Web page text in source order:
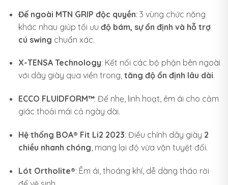
Đế ngoài MTN GRIP độc quyền: 3 vùng chức năng
khác nhau giúp tối ưu độ bám, sự ổn định và hỗ trợ
cú swing chuẩn xác.
X-TENSA Technology: Kết nối các bộ phận bên ngoài
với dây giày qua viền trong, tăng độ ổn định lâu dài.
ECCO FLUIDFORM™: Đế nhẹ, linh hoạt, êm ái cho cảm
giác thoải mái cả ngày dài.
Hệ thống BOA® Fit Li2 2023: Điều chỉnh dây giày 2
chiều nhanh chóng, mang lại độ vừa vặn tuyệt đối.
Lót Ortholite®: Êm ái, thoáng khí, dễ dàng tháo rời